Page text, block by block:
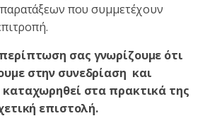
που συμμετέχουν
σας γνωρίζουμε ότι
στην συνεδρίαση και
στα πρακτικά της
επιστολή.